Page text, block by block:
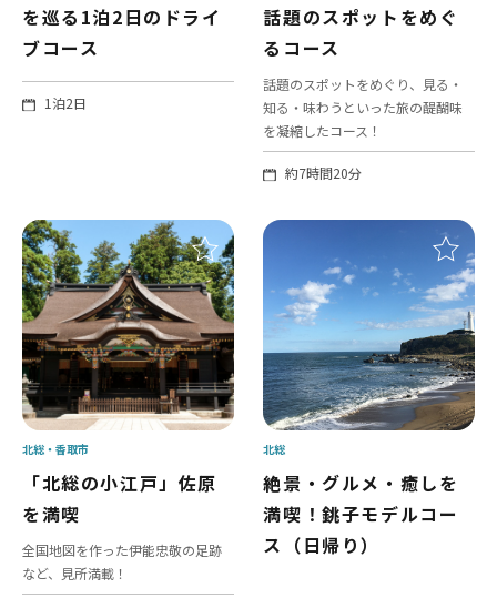
を巡る1泊2日のドライ
ブコース
1泊2日
話題のスポットをめぐ
るコース
話題のスポットをめぐり、見る・
知る・味わうといった旅の醍醐味
を凝縮したコース！
約7時間20分
「北総の小江戸」佐原
を満喫
全国地図を作った伊能忠敬の足跡
など、見所満載！
北総 香取市
絶景・グルメ・癒しを
満喫！銚子モデルコー
ス（日帰り）
北総